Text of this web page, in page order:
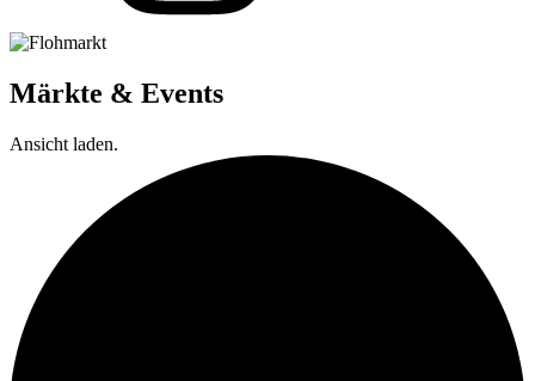
Märkte & Events
Ansicht laden.